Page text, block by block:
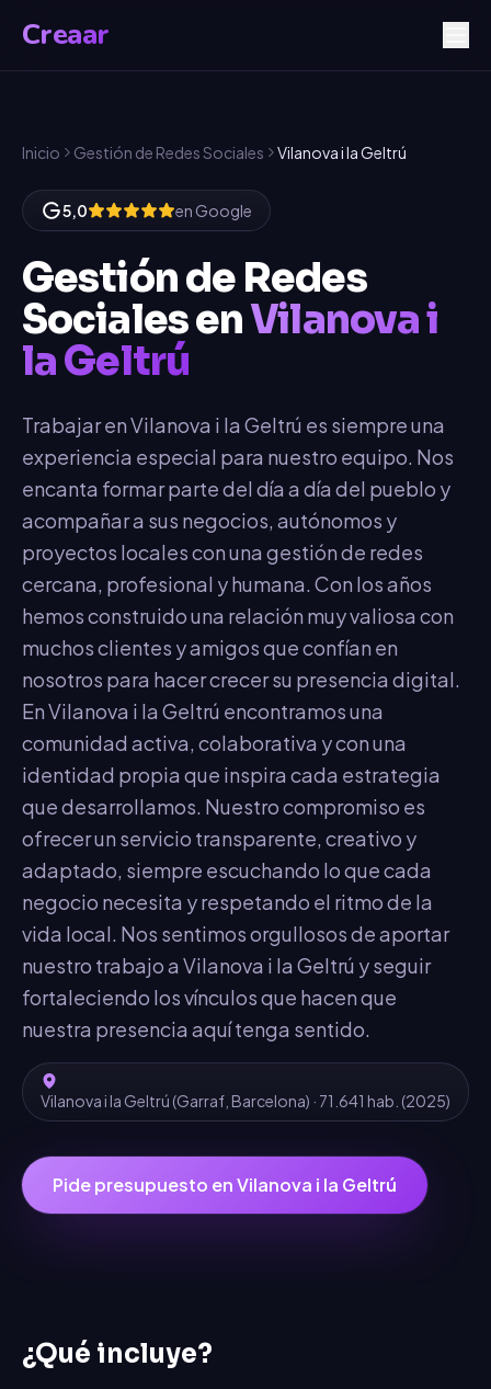
Creaar
Inicio Gestión de Redes Sociales Vilanova i la Geltrú
5,0 en Google
Gestión de Redes
SocialesenVilanova i
la Geltrú
Trabajar en Vilanova i la Geltrú es siempre una
experiencia especial para nuestro equipo. Nos
encanta formar parte del día a día del pueblo y
acompañar a sus negocios, autónomos y
proyectos locales con una gestión de redes
cercana, profesional y humana. Con los años
hemos construido una relación muy valiosa con
muchos clientes y amigos que confían en
nosotros para hacer crecer su presencia digital.
En Vilanova i la Geltrú encontramos una
comunidad activa, colaborativa y con una
identidad propia que inspira cada estrategia
que desarrollamos. Nuestro compromiso es
ofrecer un servicio transparente, creativo y
adaptado, siempre escuchando lo que cada
negocio necesita y respetando el ritmo de la
vida local. Nos sentimos orgullosos de aportar
nuestro trabajo a Vilanova i la Geltrú y seguir
fortaleciendo los vínculos que hacen que
nuestra presencia aquí tenga sentido.
Vilanova i la Geltrú (Garraf Barcelona) · 71.641 hab. (2025)
Pide presupuesto enVilanova i la Geltrú
¿Qué incluye?